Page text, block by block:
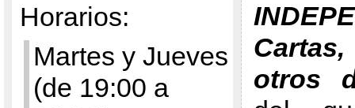
Horarios:
Martes y Jueves
(de 19:00 a
otros